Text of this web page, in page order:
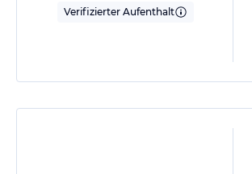
Verifizierter Aufenthalt